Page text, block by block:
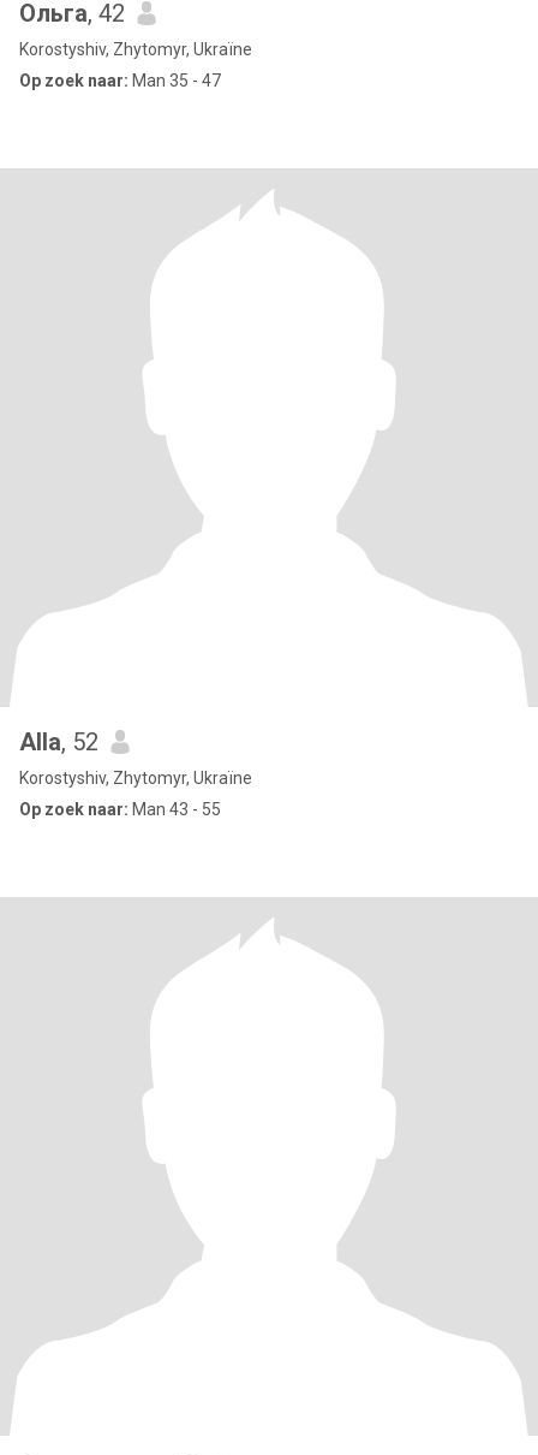
Ольга, 42
Korostyshiv, Zhytomyr, Ukraïne
Op zoek naar: Man 35 - 47
Alla, 52
Korostyshiv, Zhytomyr, Ukraïne
Op zoek naar: Man 43 - 55